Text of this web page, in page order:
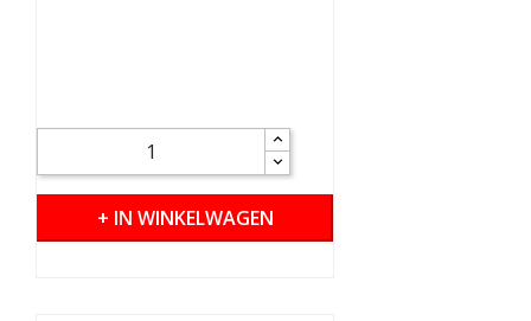
+ IN WINKELWAGEN